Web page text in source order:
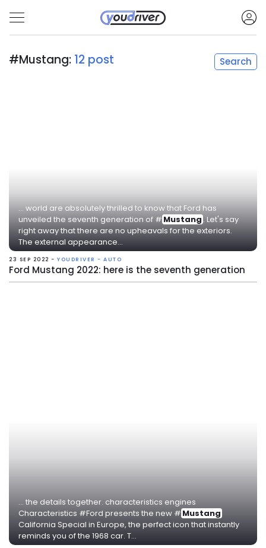
#Mustang: 12 post Search
... world are absolutely thrilled to know that Ford has
unveiled the seventh generation of # Mustang . Let's say
right away that there are no upheavals for the exteriors.
The external appearance...
23 SEP 2022 - YOUDRIVER - AUTO
Ford Mustang 2022: here is the seventh generation
... the details together. characteristics engines
Characteristics #Ford presents the new # Mustang
California Special in Europe, the perfect icon that instantly
reminds you of the 1968 car. T...